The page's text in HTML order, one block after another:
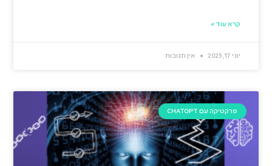
קרא עוד »
יוני 17, 2025 אין תגובות
פרקטיקה עם CHATGPT